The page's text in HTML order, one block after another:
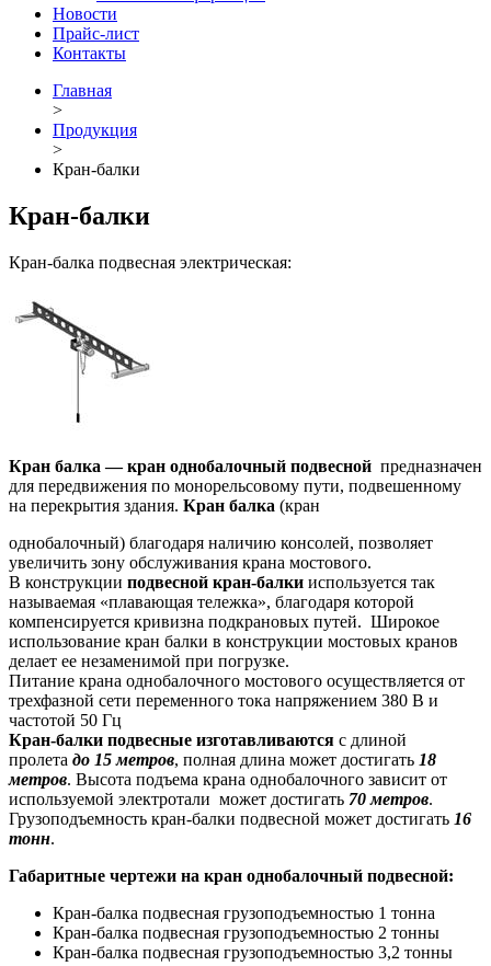
Новости
Прайс-лист
Контакты
Главная
>
Продукция
>
Кран-балки
Кран-балки
Кран-балка подвесная электрическая:
Кран балка — кран однобалочный подвесной предназначен
для передвижения по монорельсовому пути, подвешенному
на перекрытия здания. Кран балка (кран
однобалочный) благодаря наличию консолей, позволяет
увеличить зону обслуживания крана мостового.
В конструкции подвесной кран-балки используется так
называемая «плавающая тележка», благодаря которой
компенсируется кривизна подкрановых путей. Широкое
использование кран балки в конструкции мостовых кранов
делает ее незаменимой при погрузке.
Питание крана однобалочного мостового осуществляется от
трехфазной сети переменного тока напряжением 380 В и
частотой 50 Гц
Кран-балки подвесные изготавливаются с длиной
пролета до 15 метров, полная длина может достигать 18
метров. Высота подъема крана однобалочного зависит от
используемой электротали может достигать 70 метров.
Грузоподъемность кран-балки подвесной может достигать 16
тонн.
Габаритные чертежи на кран однобалочный подвесной:
Кран-балка подвесная грузоподъемностью 1 тонна
Кран-балка подвесная грузоподъемностью 2 тонны
Кран-балка подвесная грузоподъемностью 3,2 тонны